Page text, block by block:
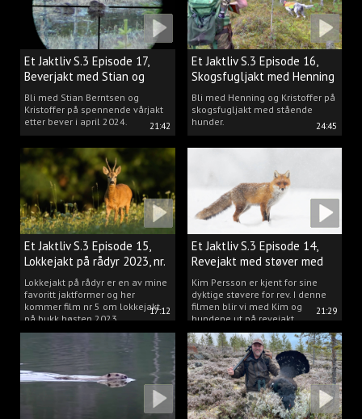
21:42
Et Jaktliv S.3 Episode 17,
Beverjakt med Stian og
Kristoffer
Bli med Stian Berntsen og
Kristoffer på spennende vårjakt
etter bever i april 2024.
24:45
Et Jaktliv S.3 Episode 16,
Skogsfugljakt med Henning
Mathisen
Bli med Henning og Kristoffer på
skogsfugljakt med stående
hunder.
17:12
Et Jaktliv S.3 Episode 15,
Lokkejakt på rådyr 2023, nr.
5Lokkejakt på rådyr er en av mine
favoritt jaktformer og her
kommer film nr 5 om lokkejakt
på bukk høsten 2023.
21:29
Et Jaktliv S.3 Episode 14,
Revejakt med støver med
Kim Persson
Kim Persson er kjent for sine
dyktige støvere for rev. I denne
filmen blir vi med Kim og
hundene ut på revejakt.